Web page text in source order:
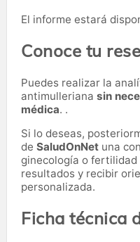
El informe estará
Conoce tu
Puedes realizar la
antimulleriana sin
médica. .
Si lo deseas,
de SaludOnNet una
ginecología o
resultados y recibir
personalizada.
Ficha técnica